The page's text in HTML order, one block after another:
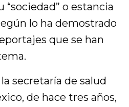
o estancia
lo ha demostrado
que se han
secretaría de salud
de hace tres años,